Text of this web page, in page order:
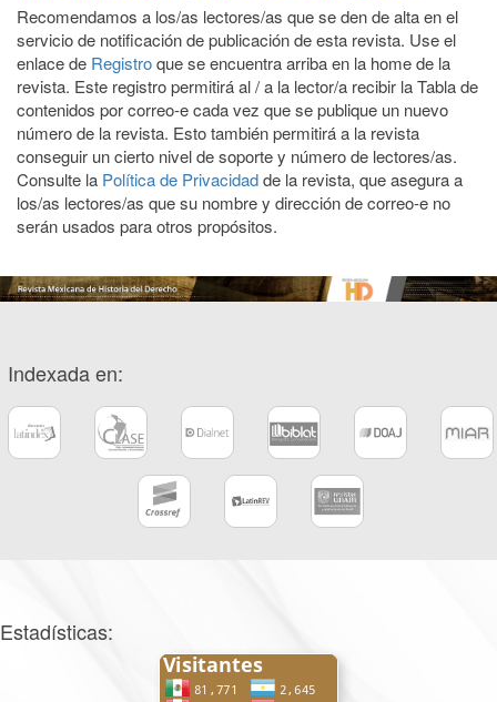
Recomendamos a los/as lectores/as que se den de alta en el
servicio de notificación de publicación de esta revista. Use el
enlace de Registroque se encuentra arriba en la home de la
revista. Este registro permitirá al / a la lector/a recibir la Tabla de
contenidos por correo-e cada vez que se publique un nuevo
número de la revista. Esto también permitirá a la revista
conseguir un cierto nivel de soporte y número de lectores/as.
Consulte la Política de Privacidadde la revista, que asegura a
los/as lectores/as que su nombre y dirección de correo-e no
serán usados para otros propósitos.
Indexada en:
Estadísticas: